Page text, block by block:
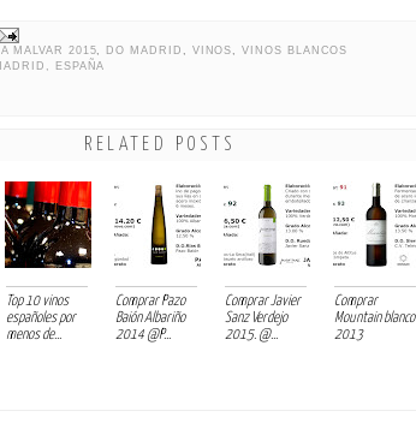
MALVAR 2015, DO MADRID , VINOS,VINOS BLANCOS
ESPAÑA
RELATED POSTS
Top 10 vinos
españoles por
menos de...
Comprar Pazo
Baión Albariño
2014 @P...
Comprar Javier
Sanz Verdejo
2015. @...
Comprar
Mountain blanco
2013